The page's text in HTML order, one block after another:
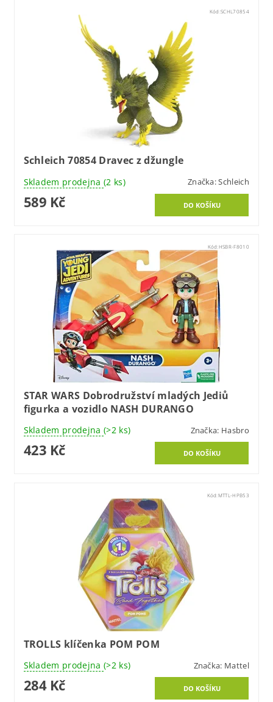
Kód:SCHL70854
Schleich 70854 Dravec z džungle
Skladem prodejna (2 ks) Značka:Schleich
589 Kč
Kód: HSBR-F8010
STAR WARS Dobrodružství mladých Jediů
figurka a vozidlo NASH DURANGO
Skladem prodejna (>2 ks) Značka: Hasbro
423 Kč
Kód: MTTL-HPB53
TROLLS klíčenka POM POM
Skladem prodejna (>2 ks) Značka: Mattel
284 Kč